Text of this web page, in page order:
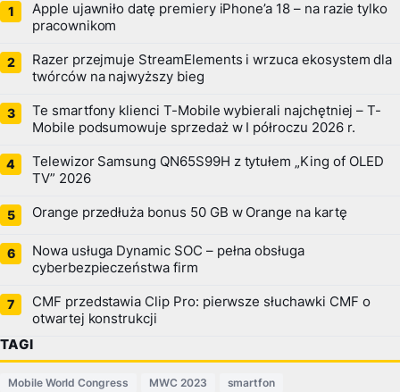
Apple ujawniło datę premiery iPhone’a 18 – na razie tylko
pracownikom
Razer przejmuje StreamElements i wrzuca ekosystem dla
twórców na najwyższy bieg
Te smartfony klienci T-Mobile wybierali najchętniej – T-
Mobile podsumowuje sprzedaż w I półroczu 2026 r.
Telewizor Samsung QN65S99H z tytułem „King of OLED
TV” 2026
Orange przedłuża bonus 50 GB w Orange na kartę
Nowa usługa Dynamic SOC – pełna obsługa
cyberbezpieczeństwa firm
CMF przedstawia Clip Pro: pierwsze słuchawki CMF o
otwartej konstrukcji
TAGI
Mobile World Congress MWC 2023 smartfon